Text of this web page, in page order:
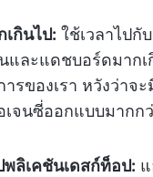
กินไป: ใช้เวลาไปกั
และแดชบอร์ดมากเ
รของเรา หวังว่าจะ
เจนซี่ออกแบบมากก
ลิเคชันเดสก์ท็อป: